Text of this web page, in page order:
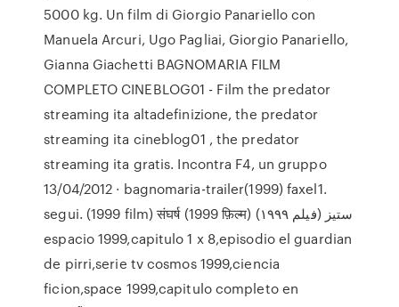
5000 kg. Un film di Giorgio Panariello con
Manuela Arcuri, Ugo Pagliai, Giorgio Panariello,
Gianna Giachetti BAGNOMARIA FILM
COMPLETO CINEBLOG01 - Film the predator
streaming ita altadefinizione, the predator
streaming ita cineblog01 , the predator
streaming ita gratis. Incontra F4, un gruppo
13/04/2012 · bagnomaria-trailer(1999) faxel1.
segui. (1999 film) संघर्ष (1999 फ़िल्म) ستیز (فیلم ۱۹۹۹)
espacio 1999,capitulo 1 x 8,episodio el guardian
de pirri,serie tv cosmos 1999,ciencia
ficion,space 1999,capitulo completo en